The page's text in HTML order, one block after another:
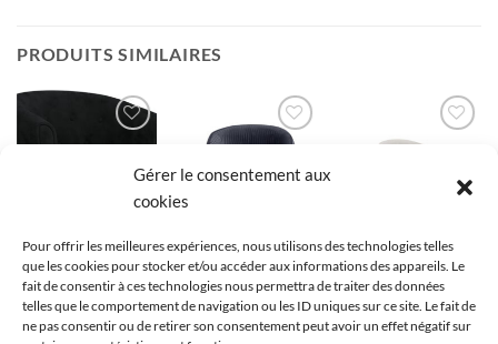
Gérer le consentement aux
cookies
Pour offrir les meilleures expériences, nous utilisons des technologies telles
que les cookies pour stocker et/ou accéder aux informations des appareils. Le
fait de consentir à ces technologies nous permettra de traiter des données
telles que le comportement de navigation ou les ID uniques sur ce site. Le fait de
ne pas consentir ou de retirer son consentement peut avoir un effet négatif sur
PRODUITS SIMILAIRES
Ajouter
FAUTEUIL CABRIOLET
Fauteuil Cabriolet
Noir Velours avec
Accoudoirs
Ajouter
de
Fauteuil cabriolet
velours noir pieds
dorés
souhaits
FAUTEUIL CABRIOLET
Fauteuil cabriolet
pivotant beige
Emeric